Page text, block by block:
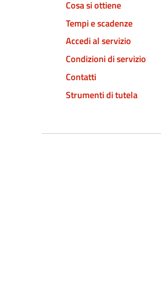
Cosa si ottiene
Tempi e scadenze
Accedi al servizio
Condizioni di servizio
Contatti
Strumenti di tutela